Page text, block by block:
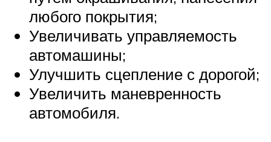
любого покрытия;
Увеличивать управляемость
автомашины;
Улучшить сцепление с дорогой;
Увеличить маневренность
автомобиля.